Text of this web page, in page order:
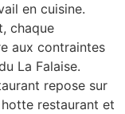
en cuisine.
chaque
aux contraintes
La Falaise.
repose sur
restaurant et